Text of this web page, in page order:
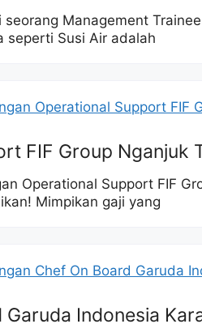
seorang Management
seperti Susi Air adalah
FIF Group Nganjuk
Operational Support FIF
Mimpikan gaji yang
Garuda Indonesia